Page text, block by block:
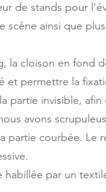
de stands pour
scène ainsi que
la cloison en fond
et permettre la
partie invisible,
avons
partie courbée. Le
habillée par un